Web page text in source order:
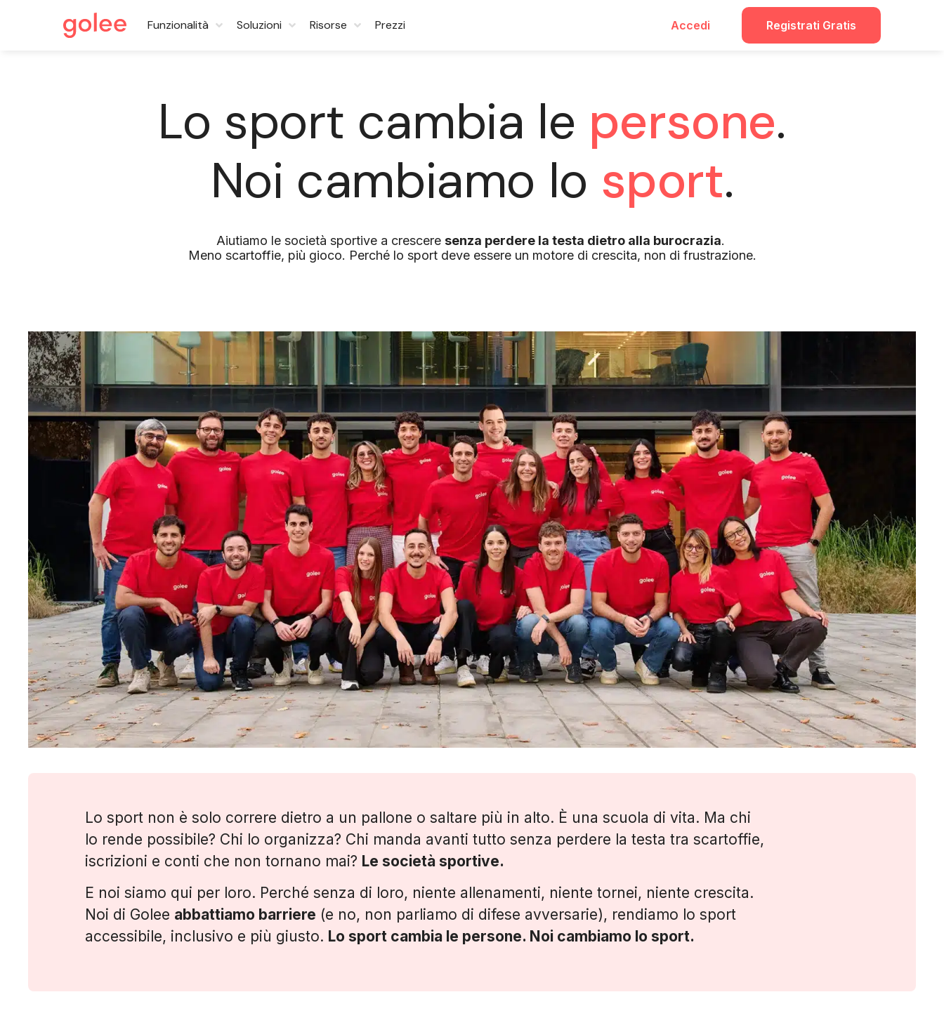
Funzionalità Soluzioni Risorse Prezzi Accedi Registrati Gratis
Lo sport cambia le persone.
Noi cambiamo lo sport.
Aiutiamo le società sportive a crescere senza perdere la testa dietro alla burocrazia.
Meno scartoffie, più gioco. Perché lo sport deve essere un motore di crescita, non di frustrazione.
Lo sport non è solo correre dietro a un pallone o saltare più in alto. È una scuola di vita. Ma chi
lo rende possibile? Chi lo organizza? Chi manda avanti tutto senza perdere la testa tra scartoffie,
iscrizioni e conti che non tornano mai? Le società sportive.
E noi siamo qui per loro. Perché senza di loro, niente allenamenti, niente tornei, niente crescita.
Noi di Golee abbattiamo barriere (e no, non parliamo di difese avversarie), rendiamo lo sport
accessibile, inclusivo e più giusto. Lo sport cambia le persone. Noi cambiamo lo sport.